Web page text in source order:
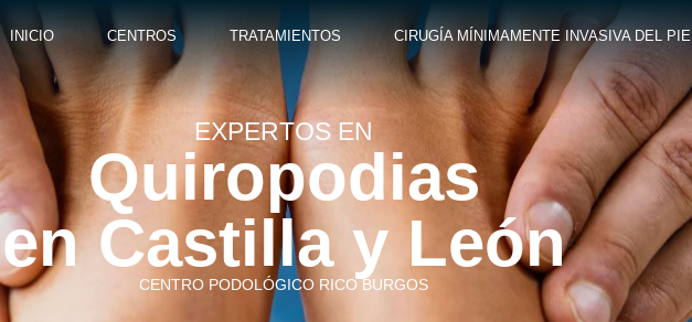
INICIO CENTROS TRATAMIENTOS CIRUGÍA MÍNIMAMENTE INVASIVA DEL PIE
EXPERTOS EN
Quiropodias
en Castilla y León
CENTRO PODOLÓGICO RICO BURGOS